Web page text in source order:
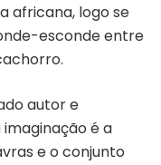
africana, logo se
esconde entre
autor e
é a
e o conjunto